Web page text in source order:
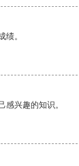
。
兴趣的知识。